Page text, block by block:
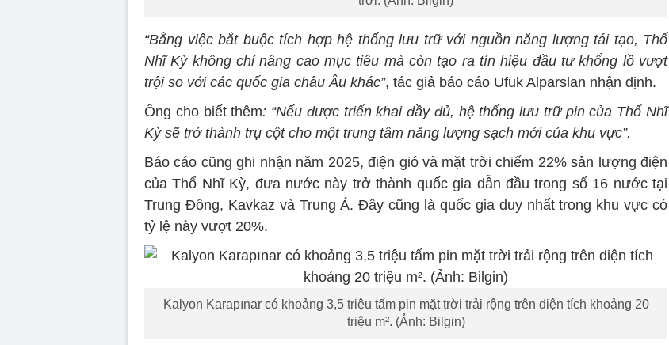
“Bằng việc bắt buộc tích hợp hệ thống lưu trữ với nguồn năng lượng tái tạo, Thổ
Nhĩ Kỳ không chỉ nâng cao mục tiêu mà còn tạo ra tín hiệu đầu tư khổng lồ vượt
trội so với các quốc gia châu Âu khác”, tác giả báo cáo Ufuk Alparslan nhận định.
Ông cho biết thêm: “Nếu được triển khai đầy đủ, hệ thống lưu trữ pin của Thổ Nhĩ
Kỳ sẽ trở thành trụ cột cho một trung tâm năng lượng sạch mới của khu vực”.
Báo cáo cũng ghi nhận năm 2025, điện gió và mặt trời chiếm 22% sản lượng điện
của Thổ Nhĩ Kỳ, đưa nước này trở thành quốc gia dẫn đầu trong số 16 nước tại
Trung Đông, Kavkaz và Trung Á. Đây cũng là quốc gia duy nhất trong khu vực có
tỷ lệ này vượt 20%.
Kalyon Karapınar có khoảng 3,5 triệu tấm pin mặt trời trải rộng trên diện tích khoảng 20
triệu m². (Ảnh: Bilgin)